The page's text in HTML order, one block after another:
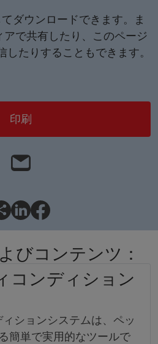
ダウンロードできます。ま
で共有したり、このページ
たりすることもできます。
印刷
びコンテンツ：
コンディション
ションシステムは、ペッ
簡単で実用的なツールで